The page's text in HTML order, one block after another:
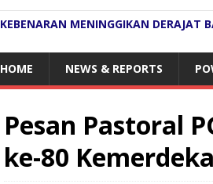
KEBENARAN MENINGGIKAN DERAJAT
HOME NEWS & REPORTS
Pesan Pastoral
ke-80